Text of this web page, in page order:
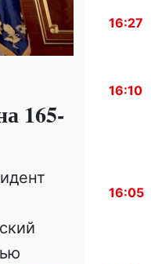
165-
16:27
16:10
16:05